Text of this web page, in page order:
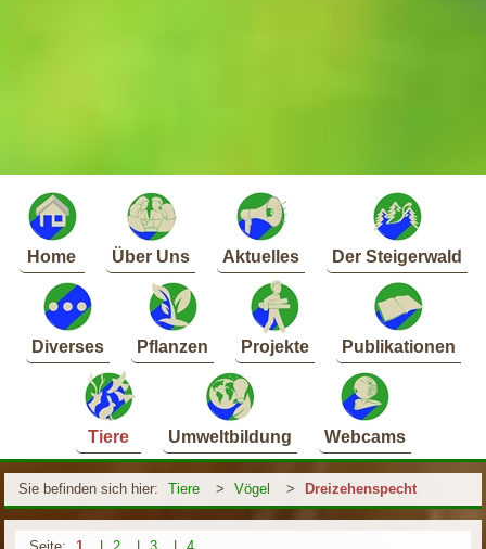
Home Über Uns Aktuelles Der Steigerwald
Diverses Pflanzen Projekte Publikationen
Tiere Umweltbildung Webcams
Sie befinden sich hier: Tiere > Vögel > Dreizehenspecht